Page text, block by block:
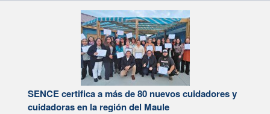
SENCE certifica a más de 80 nuevos cuidadores y
cuidadoras en la región del Maule